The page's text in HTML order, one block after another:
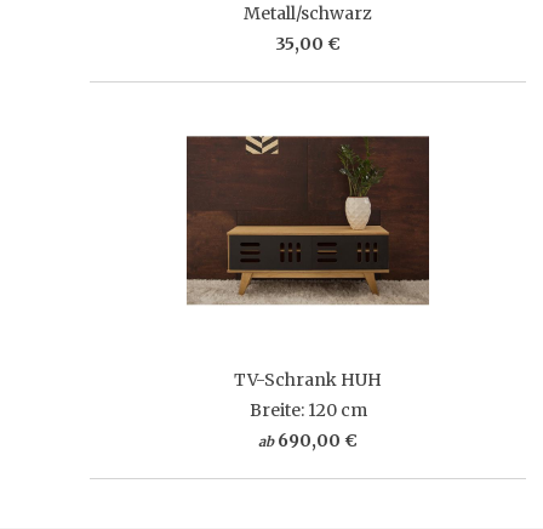
Metall/schwarz
35,00 €
TV-Schrank HUH
Breite: 120 cm
ab 690,00 €